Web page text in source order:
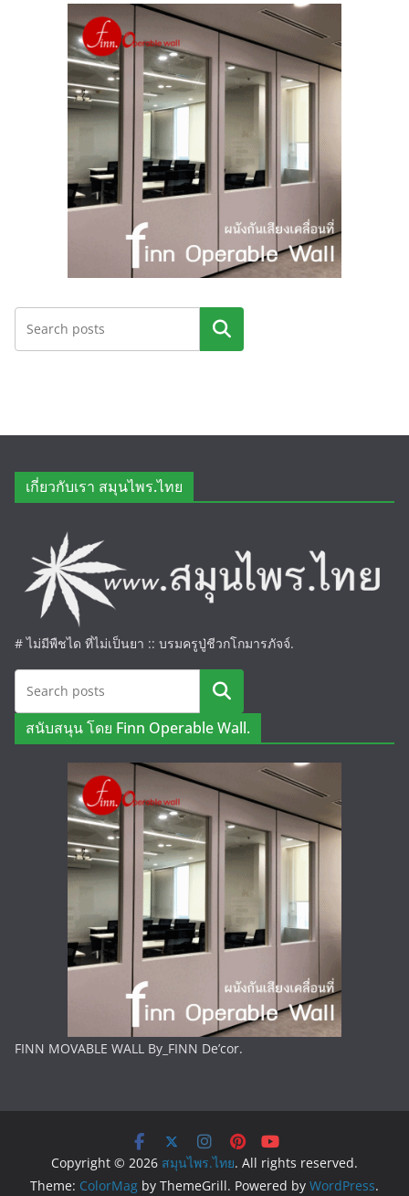
ค้นหา
เกี่ยวกับเรา สมุนไพร.ไทย
# ไม่มีพืชได ที่ไม่เป็นยา :: บรมครูปู่ชีวกโกมารภัจจ์.
ค้นหา
สนับสนุน โดย Finn Operable Wall.
FINN MOVABLE WALL By_FINN De’cor.
Copyright © 2026 สมุนไพร.ไทย. All rights reserved.
Theme: ColorMag by ThemeGrill. Powered by WordPress.